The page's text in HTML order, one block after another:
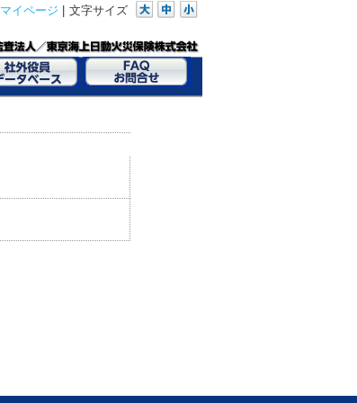
マイページ 文字サイズ